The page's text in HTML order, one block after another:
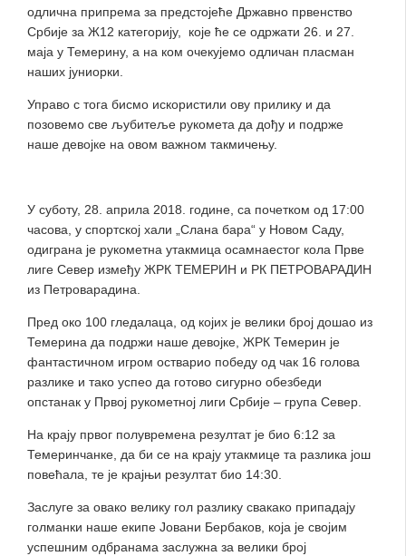
одлична припрема за предстојеће Државно првенство
Србије за Ж12 категорију, које ће се одржати 26. и 27.
маја у Темерину, а на ком очекујемо одличан пласман
наших јуниорки.
Управо с тога бисмо искористили ову прилику и да
позовемо све љубитеље рукомета да дођу и подрже
наше девојке на овом важном такмичењу.
У суботу, 28. априла 2018. године, са почетком од 17:00
часова, у спортској хали „Слана бара“ у Новом Саду,
одиграна је рукометна утакмица осамнаестог кола Прве
лиге Север између ЖРК ТЕМЕРИН и РК ПЕТРОВАРАДИН
из Петроварадина.
Пред око 100 гледалаца, од којих је велики број дошао из
Темерина да подржи наше девојке, ЖРК Темерин је
фантастичном игром остварио победу од чак 16 голова
разлике и тако успео да готово сигурно обезбеди
опстанак у Првој рукометној лиги Србије – група Север.
На крају првог полувремена резултат је био 6:12 за
Темеринчанке, да би се на крају утакмице та разлика још
повећала, те је крајњи резултат био 14:30.
Заслуге за овако велику гол разлику свакако припадају
голманки наше екипе Јовани Бербаков, која је својим
успешним одбранама заслужна за велики број